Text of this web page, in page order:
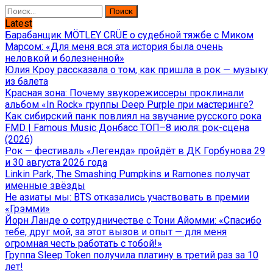
Найти:
Latest
Барабанщик MÖTLEY CRÜE о судебной тяжбе с Миком
Марсом: «Для меня вся эта история была очень
неловкой и болезненной»
Юлия Кроу рассказала о том, как пришла в рок — музыку
из балета
Красная зона: Почему звукорежиссеры проклинали
альбом «In Rock» группы Deep Purple при мастеринге?
Как сибирский панк повлиял на звучание русского рока
FMD | Famous Music Донбасс ТОП–8 июля: рок-сцена
(2026)
Рок — фестиваль «Легенда» пройдёт в ДК Горбунова 29
и 30 августа 2026 года
Linkin Park, The Smashing Pumpkins и Ramones получат
именные звёзды
Не азиаты мы: BTS отказались участвовать в премии
«Грэмми»
Йорн Ланде о сотрудничестве с Тони Айомми: «Спасибо
тебе, друг мой, за этот вызов и опыт — для меня
огромная честь работать с тобой!»
Группа Sleep Token получила платину в третий раз за 10
лет!